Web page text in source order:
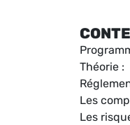
Théorie :
Les
Les